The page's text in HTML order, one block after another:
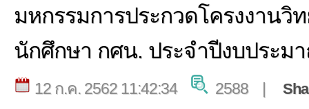
มหกรรมการประกวดโครงงานวิ
นักศึกษา กศน. ประจำปีงบประม
12 ก.ค. 2562 11:42:34 2588 |